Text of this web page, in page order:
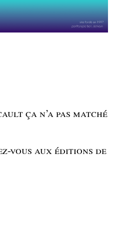
ça n’a pas matché
vous aux éditions de